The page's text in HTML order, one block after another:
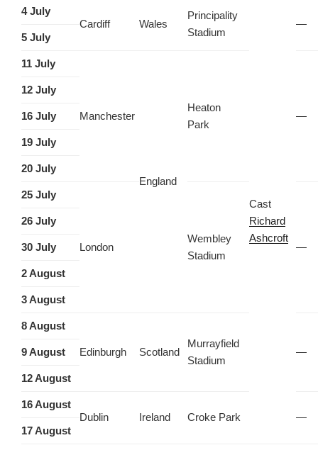
4 July
Cardiff
Wales
Principality
Stadium
Cast
Richard
Ashcroft
—
5 July
11 July
Manchester
England
Heaton
Park
—
12 July
16 July
19 July
20 July
25 July
London
Wembley
Stadium
—
26 July
30 July
2 August
3 August
8 August
Edinburgh Scotland
Murrayfield
Stadium
—
9 August
12 August
16 August
Dublin
Ireland Croke Park
—
17 August